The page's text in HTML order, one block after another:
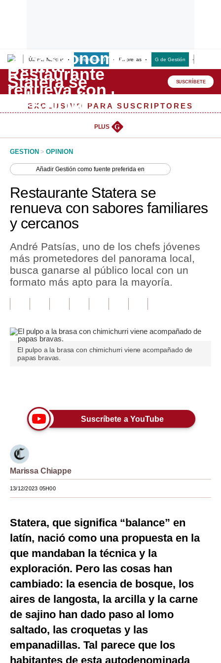
Últimas Noticias Empresas G Empresas G de Gestión
Lo último
Peru Quiosco
Management & Empleo
Perú
Política
Finanzas Personales
Inmobiliarias
Plus G
Editorial
Pregunta de hoy
Lujo
Moda
Estilos
Mundo
México
España
Internacional
Tecnología
Club del Suscriptor
Mix
G de Gestión
SUSCRÍBETE
EXCLUSIVO PARA SUSCRIPTORES
PLUS G
GESTION > OPINION
AñadirGestión como fuente preferida en
Restaurante Statera se
renueva con sabores familiares
y cercanos
André Patsías, uno de los chefs jóvenes
más prometedores del panorama local,
busca ganarse al público local con un
formato más apto para la mayoría.
El pulpo a la brasa con chimichurri viene acompañado de
papas bravas.
Suscríbete a YouTube
Marissa Chiappe
13/12/2023 05H00
Statera, que significa “balance” en
latín, nació como una propuesta en la
que mandaban la técnica y la
exploración. Pero las cosas han
cambiado: la esencia de bosque, los
aires de langosta, la arcilla y la carne
de sajino han dado paso al lomo
saltado, las croquetas y las
empanadillas. Tal parece que los
habitantes de esta autodenominada